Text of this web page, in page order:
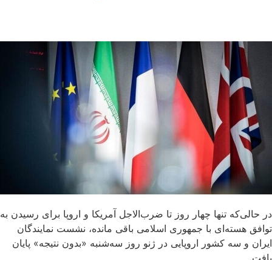
در حالی‌که تنها چهار روز تا ضرب‌الاجل آمریکا و اروپا برای رسیدن به
توافق هسته‌ای با جمهوری اسلامی باقی مانده، نشست نمایندگان
ایران و سه کشور اروپایی در ژنو روز سه‌شنبه «بدون نتیجه» پایان